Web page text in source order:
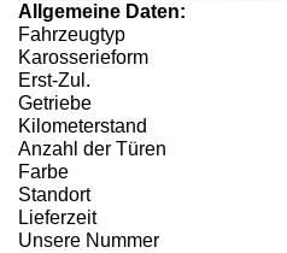
Allgemeine Daten:
Fahrzeugtyp
Karosserieform
Erst-Zul.
Getriebe
Kilometerstand
Anzahl der Türen
Farbe
Standort
Lieferzeit
Unsere Nummer